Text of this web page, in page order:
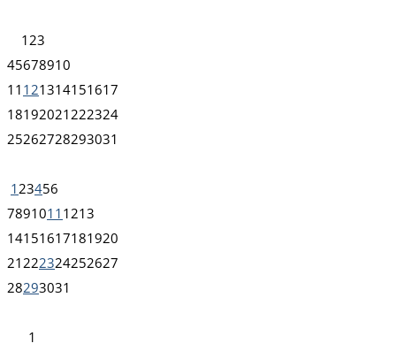
1 23
45678910
11 121314151617
18192021 222324
25262728293031
1 23456
7891011 1213
14151617181920
21 222324252627
28293031
1